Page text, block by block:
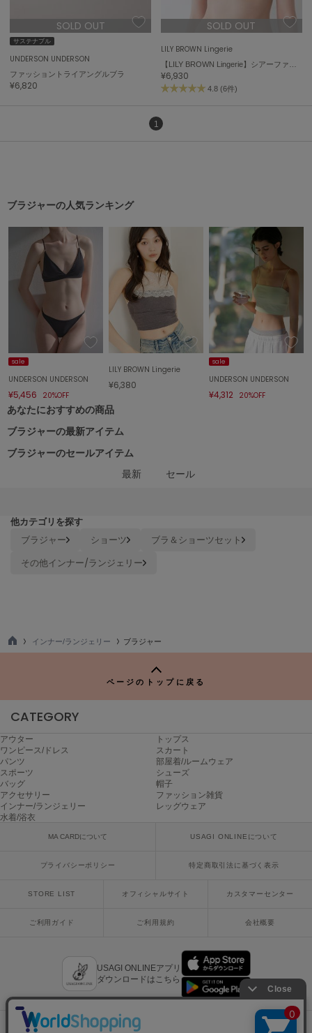
SOLD OUT
サステナブル
UNDERSON UNDERSON
ファッショントライアングルブラ
¥6,820
SOLD OUT
LILY BROWN Lingerie
¥6,930
4.8 (6件)
1
ブラジャーの人気ランキング
sale
UNDERSON UNDERSON
¥5,456 20%OFF
LILY BROWN Lingerie
¥6,380
sale
UNDERSON UNDERSON
¥4,312 20%OFF
あなたにおすすめの商品
ブラジャーの最新アイテム
ブラジャーのセールアイテム
最新
セール
他カテゴリを探す
ブラジャー ショーツ
ブラ＆ショーツセット
その他インナー/ランジェリー
TO
インナー/ランジェリー ブラジャー
ページのトップに戻る
CATEGORY
アウター
トップス
ワンピース/ドレス
スカート
パンツ
部屋着/ルームウェア
スポーツ
シューズ
バッグ
帽子
アクセサリー
ファッション雑貨
インナー/ランジェリー
レッグウェア
水着/浴衣
MA CARDについて USAGI ONLINEについて
プライバシーポリシー 特定商取引法に基づく表示
STORE LIST オフィシャルサイト カスタマーセンター
ご利用ガイド ご利用規約 会社概要
USAGI ONLINEアプリ
ダウンロードはこちら